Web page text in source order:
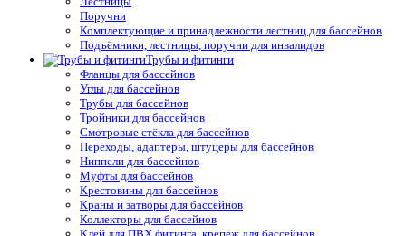
Поручни
Комплектующие и принадлежности лестниц для бассейнов
Подъёмники, лестницы, поручни для инвалидов
Трубы и фитинги
Фланцы для бассейнов
Углы для бассейнов
Трубы для бассейнов
Тройники для бассейнов
Смотровые стёкла для бассейнов
Переходы, адаптеры, штуцеры для бассейнов
Ниппели для бассейнов
Муфты для бассейнов
Крестовины для бассейнов
Краны и затворы для бассейнов
Коллекторы для бассейнов